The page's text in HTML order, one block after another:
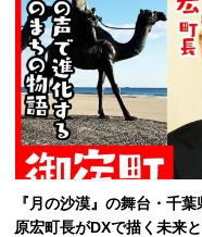
『月の沙漠』の舞台・千
原宏町長がDXで描く未来